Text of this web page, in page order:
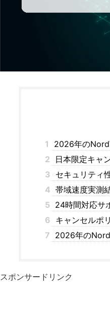
1
2026年の
2
日本限定キャ
3 セキュリティ
4 帯域速度実測
5 24時間対応サ
6 キャンセルポ
7 2026年の
スポンサードリンク